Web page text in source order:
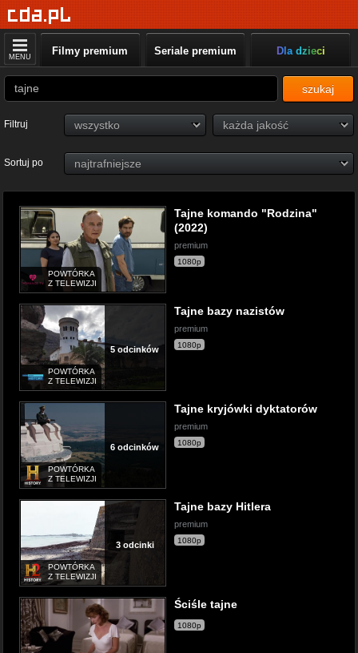
MENU Filmy premium Seriale premium Dla dzieci
szukaj
Filtruj
Sortuj po
POWTÓRKA
Z TELEWIZJI
Tajne komando "Rodzina"
(2022)
premium
1080p
5 odcinków
POWTÓRKA
Z TELEWIZJI
Tajne bazy nazistów
premium
1080p
6 odcinków
POWTÓRKA
Z TELEWIZJI
Tajne kryjówki dyktatorów
premium
1080p
3 odcinki
POWTÓRKA
Z TELEWIZJI
Tajne bazy Hitlera
premium
1080p
Ściśle tajne
1080p